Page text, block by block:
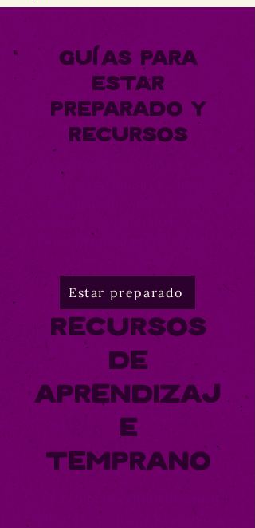
Guías para
estar
preparado y
Recursos
Desde la etapa prenatal hasta
el jardín de infantes, nuestra
información y recursos Be
Ready cubren todo lo que
necesita para preparar a su
pequeño para el éxito.
Estar preparado
Recursos
de
aprendizaj
e
temprano
Obtenga más información
sobre la crianza y el apoyo a